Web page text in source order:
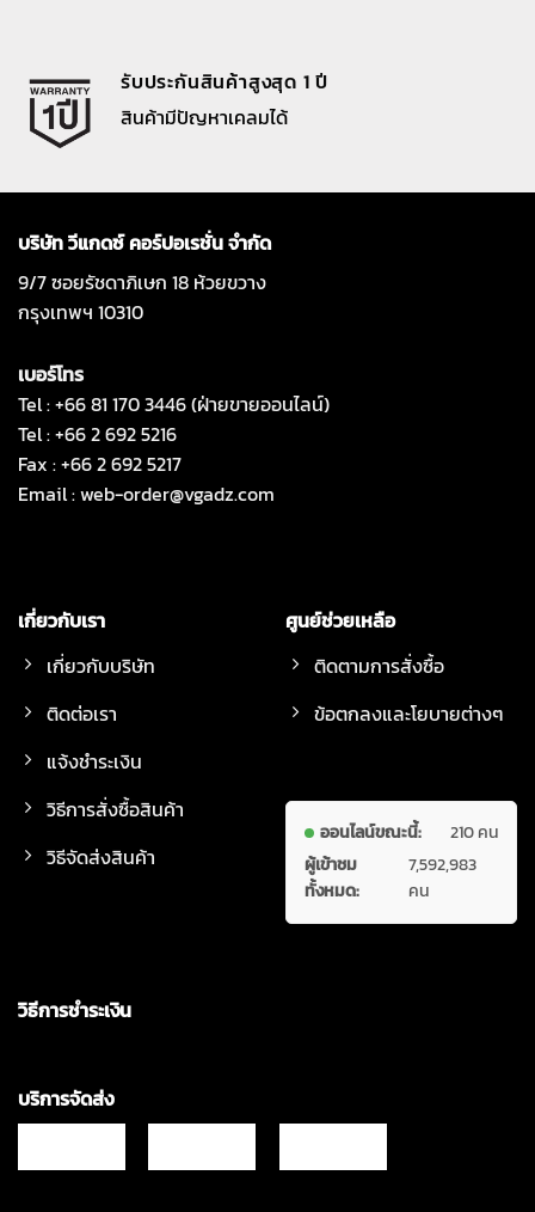
รับประกันสินค้าสูงสุด 1 ปี
สินค้ามีปัญหาเคลมได้
บริษัท วีแกดซ์ คอร์ปอเรชั่น จำกัด
9/7 ซอยรัชดาภิเษก 18 ห้วยขวาง
กรุงเทพฯ 10310
เบอร์โทร
Tel : +66 81 170 3446 (ฝ่ายขายออนไลน์)
Tel : +66 2 692 5216
Fax : +66 2 692 5217
Email :web-order@vgadz.com
เกี่ยวกับเรา
เกี่ยวกับบริษัท
ติดต่อเรา
แจ้งชำระเงิน
วิธีการสั่งซื้อสินค้า
วิธีจัดส่งสินค้า
ศูนย์ช่วยเหลือ
ติดตามการสั่งซื้อ
ข้อตกลงและโยบายต่างๆ
ออนไลน์ขณะนี้:
210 คน
ผู้เข้าชม
ทั้งหมด:
7,592,983
คน
วิธีการชำระเงิน
บริการจัดส่ง